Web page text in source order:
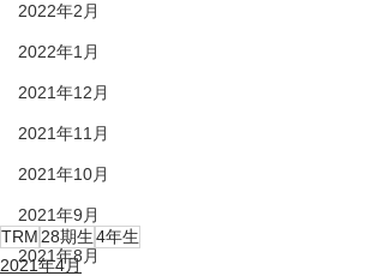
2022年2月
2022年1月
2021年12月
2021年11月
2021年10月
2021年9月
2021年8月
TRM 28期生4年生
2021年4月